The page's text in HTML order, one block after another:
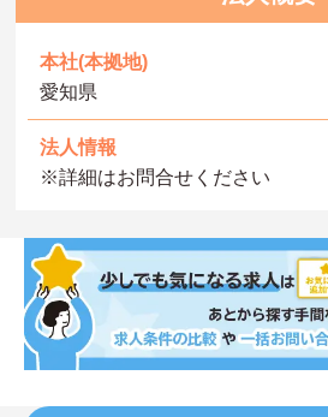
本社(本拠地)
愛知県
法人情報
※詳細はお問合せください